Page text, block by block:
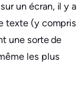
un écran, il y a
texte (y compris
une sorte de
les plus